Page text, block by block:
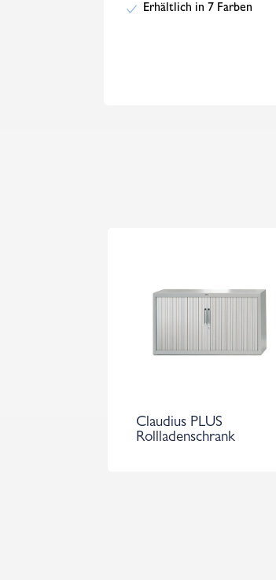
Erhältlich in 7 Farben
Claudius PLUS
Rollladenschrank